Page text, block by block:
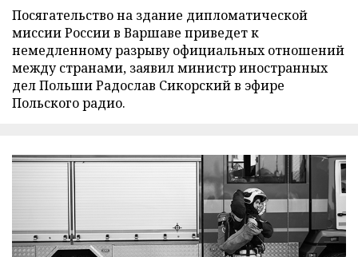
Посягательство на здание дипломатической
миссии России в Варшаве приведет к
немедленному разрыву официальных отношений
между странами, заявил министр иностранных
дел Польши Радослав Сикорский в эфире
Польского радио.